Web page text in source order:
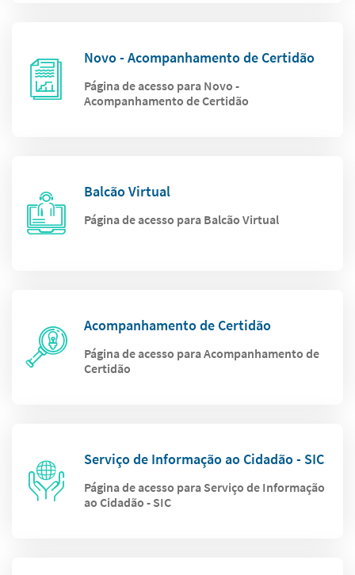
Novo - Acompanhamento de Certidão
Página de acesso para Novo -
Acompanhamento de Certidão
Balcão Virtual
Página de acesso para Balcão Virtual
Acompanhamento de Certidão
Página de acesso para Acompanhamento de
Certidão
Serviço de Informação ao Cidadão - SIC
Página de acesso para Serviço de Informação
ao Cidadão - SIC